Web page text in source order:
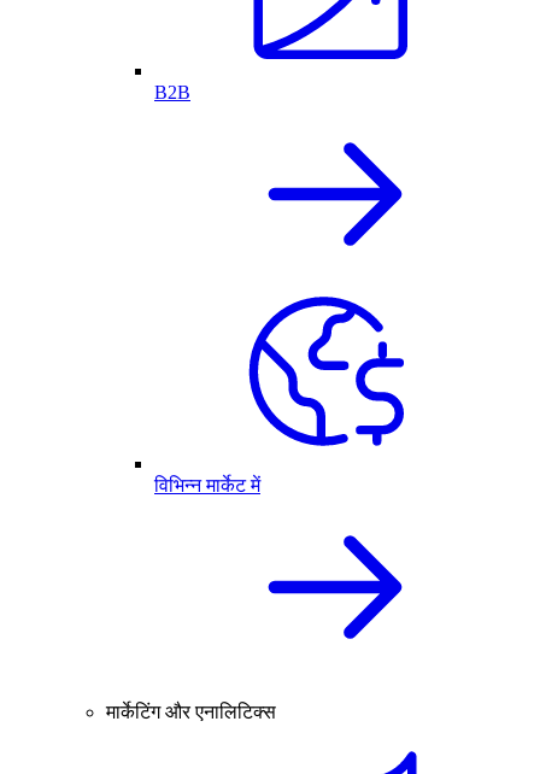
B2B
विभिन्न मार्केट में
मार्केटिंग और एनालिटिक्स